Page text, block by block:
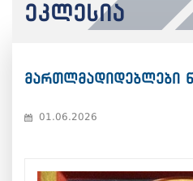
ეკლესია
მართლმადიდებლები
01.06.2026